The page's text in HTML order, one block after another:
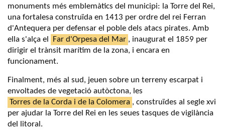
monuments més emblemàtics del municipi: la Torre del Rei,
una fortalesa construïda en 1413 per ordre del rei Ferran
d'Antequera per defensar el poble dels atacs pirates. Amb
ella s'alça el
Far d'Orpesa del Mar , inaugurat el 1859 per
dirigir el trànsit marítim de la zona, i encara en
funcionament.
Finalment, més al sud, jeuen sobre un terreny escarpat i
envoltades de vegetació autòctona, les
Torres de la Corda i de la Colomera , construïdes al segle xvi
per ajudar la Torre del Rei en les seues tasques de vigilància
del litoral.